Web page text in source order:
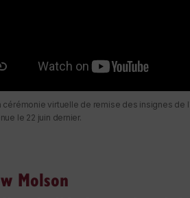
cérémonie virtuelle de remise des insignes
le 22 juin dernier.
Molson